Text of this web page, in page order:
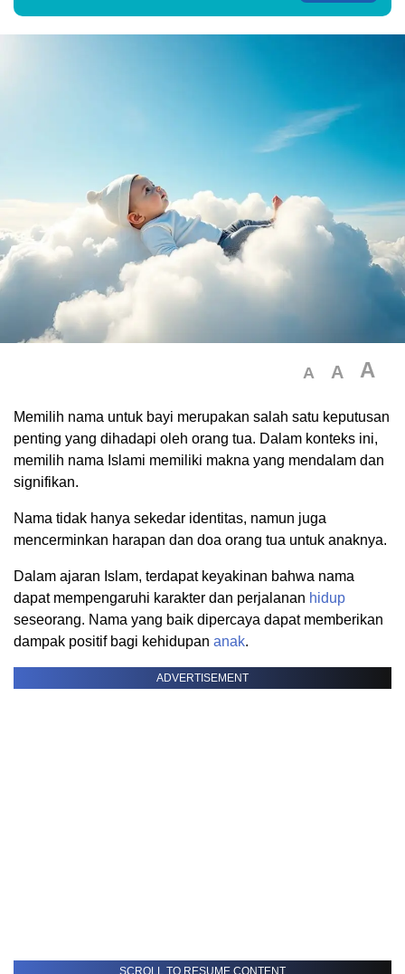
A A A
Memilih nama untuk bayi merupakan salah satu keputusan
penting yang dihadapi oleh orang tua. Dalam konteks ini,
memilih nama Islami memiliki makna yang mendalam dan
signifikan.
Nama tidak hanya sekedar identitas, namun juga
mencerminkan harapan dan doa orang tua untuk anaknya.
Dalam ajaran Islam, terdapat keyakinan bahwa nama
dapat mempengaruhi karakter dan perjalanan hidup
seseorang. Nama yang baik dipercaya dapat memberikan
dampak positif bagi kehidupan anak.
ADVERTISEMENT